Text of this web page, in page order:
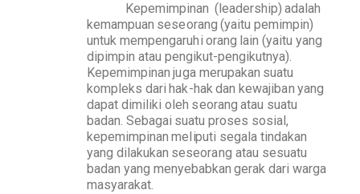
Kepemimpinan (leadership) adalah
kemampuan seseorang (yaitu pemimpin)
untuk mempengaruhi orang lain (yaitu yang
dipimpin atau pengikut-pengikutnya).
Kepemimpinan juga merupakan suatu
kompleks dari hak-hakdankewajiban yang
dapat dimiliki oleh seorang atau suatu
badan. Sebagai suatu proses sosial,
kepemimpinan meliputi segala tindakan
yang dilakukan seseorang atau sesuatu
badan yang menyebabkan gerak dari warga
masyarakat.